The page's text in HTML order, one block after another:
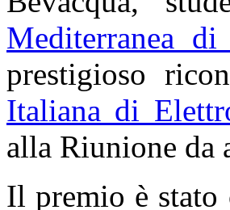
Mediterranea
prestigioso
Italiana di
alla Riunione da
Il premio è